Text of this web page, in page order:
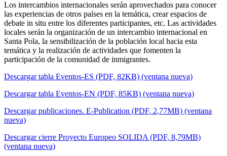
Los intercambios internacionales serán aprovechados para conocer
las experiencias de otros países en la temática, crear espacios de
debate in situ entre los diferentes participantes, etc. Las actividades
locales serán la organización de un intercambio internacional en
Santa Pola, la sensibilización de la población local hacia esta
temática y la realización de actividades que fomenten la
participación de la comunidad de inmigrantes.
Descargar tabla Eventos-ES (PDF, 82KB) (ventana nueva)
Descargar tabla Eventos-EN (PDF, 85KB) (ventana nueva)
Descargar publicaciones. E-Publication (PDF, 2,77MB) (ventana
nueva)
Descargar cierre Proyecto Europeo SOLIDA (PDF, 8,79MB)
(ventana nueva)